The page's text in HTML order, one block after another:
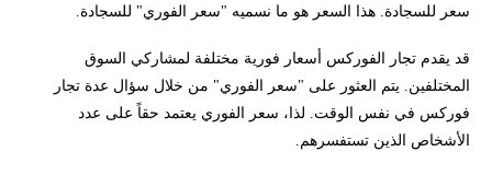
سعر للسجادة. هذا السعر هو ما نسميه "سعر الفوري" للسجادة.
قد يقدم تجار الفوركس أسعار فورية مختلفة لمشاركي السوق
المختلفين. يتم العثور على "سعر الفوري" من خلال سؤال عدة تجار
فوركس في نفس الوقت. لذا، سعر الفوري يعتمد حقاً على عدد
الأشخاص الذين تستفسرهم.